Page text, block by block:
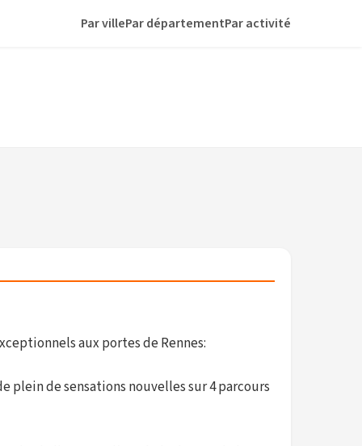
Par villePar départementPar activité
aux portes de Rennes:
plein de sensations nouvelles sur 4 parcours